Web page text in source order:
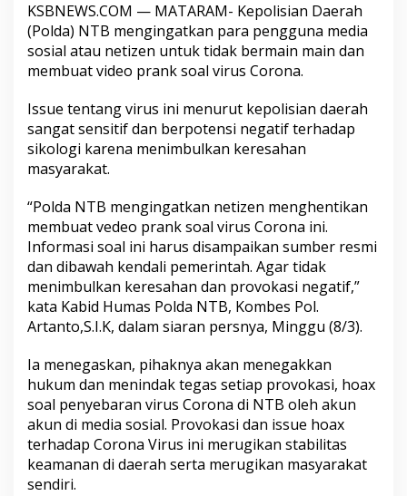
KSBNEWS.COM — MATARAM- Kepolisian Daerah
(Polda) NTB mengingatkan para pengguna media
sosial atau netizen untuk tidak bermain main dan
membuat video prank soal virus Corona.
Issue tentang virus ini menurut kepolisian daerah
sangat sensitif dan berpotensi negatif terhadap
sikologi karena menimbulkan keresahan
masyarakat.
“Polda NTB mengingatkan netizen menghentikan
membuat vedeo prank soal virus Corona ini.
Informasi soal ini harus disampaikan sumber resmi
dan dibawah kendali pemerintah. Agar tidak
menimbulkan keresahan dan provokasi negatif,”
kata Kabid Humas Polda NTB, Kombes Pol.
Artanto,S.I.K, dalam siaran persnya, Minggu (8/3).
Ia menegaskan, pihaknya akan menegakkan
hukum dan menindak tegas setiap provokasi, hoax
soal penyebaran virus Corona di NTB oleh akun
akun di media sosial. Provokasi dan issue hoax
terhadap Corona Virus ini merugikan stabilitas
keamanan di daerah serta merugikan masyarakat
sendiri.